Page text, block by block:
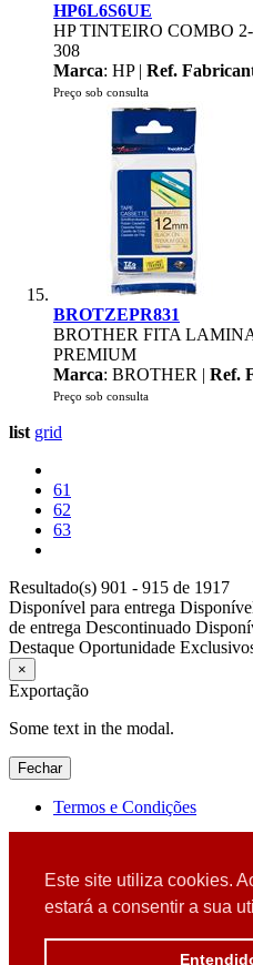
Este site utiliza cookies.
estará a consentir a sua
HP6L6S6UE
HP TINTEIRO COMBO
308
Marca: HP | Ref.
Preço sob consulta
BROTZEPR831
BROTHER FITA
PREMIUM
Marca: BROTHER | Ref.
Preço sob consulta
list grid
61
62
63
Resultado(s) 901 - 915 de 1917
Disponível para entrega
de entrega Descontinuado
Destaque Oportunidade
×
Exportação
Some text in the modal.
Fechar
Termos e Condições
Detectamos que está a usar um
Por favor, atualize o seu browser